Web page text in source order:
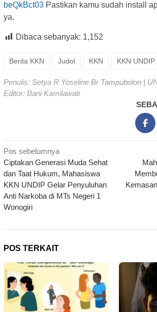
beQkBct03 Pastikan kamu sudah install
ya.
Dibaca sebanyak: 1,152
Berita KKN Judol KKN KKN UNDIP
Penulis: Setya R Yoseline Br Tampubolon |
Editor: Bani Kamilawati
Navigasi
pos
Pos sebelumnya
Ciptakan Generasi Muda Sehat
dan Taat Hukum, Mahasiswa
KKN UNDIP Gelar Penyuluhan
Anti Narkoba di MTs Negeri 1
Wonogiri
POS TERKAIT